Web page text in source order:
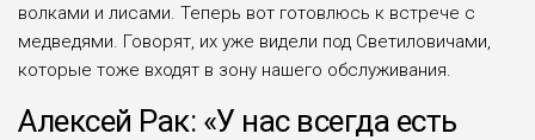
волками и лисами. Теперь вот готовлюсь к встрече с
медведями. Говорят, их уже видели под Светиловичами,
которые тоже входят в зону нашего обслуживания.
Алексей Рак: «У нас всегда есть